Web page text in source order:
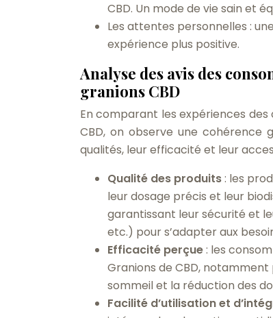
CBD. Un mode de vie sain et
Les attentes personnelles :
expérience plus positive.
Analyse des avis des
granions CBD
En comparant les expériences
CBD, on observe une cohérence
qualités, leur efficacité et leur
Qualité des produits: les
leur dosage précis et leur
garantissant leur sécurité et
etc.) pour s’adapter aux
Efficacité perçue: les
Granions de CBD,
sommeil et la réduction des
Facilité d’utilisation et